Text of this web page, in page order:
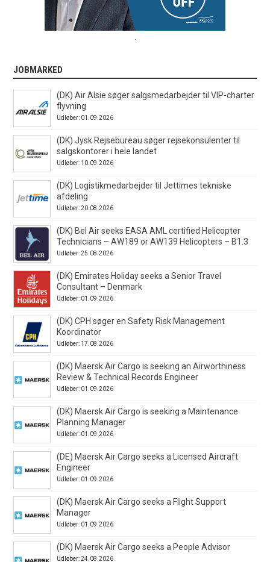
JOBMARKED
(DK) Air Alsie søger salgsmedarbejder til VIP-charter
flyvning
Udløber: 01.09.2026
(DK) Jysk Rejsebureau søger rejsekonsulenter til
salgskontorer i hele landet
Udløber: 10.09.2026
(DK) Logistikmedarbejder til Jettimes tekniske
afdeling
Udløber: 20.08.2026
(DK) Bel Air seeks EASA AML certified Helicopter
Technicians – AW189 or AW139 Helicopters – B1.3
Udløber: 25.08.2026
(DK) Emirates Holiday seeks a Senior Travel
Consultant – Denmark
Udløber: 01.09.2026
(DK) CPH søger en Safety Risk Management
Koordinator
Udløber: 17.08.2026
(DK) Maersk Air Cargo is seeking an Airworthiness
Review & Technical Records Engineer
Udløber: 01.09.2026
(DK) Maersk Air Cargo is seeking a Maintenance
Planning Manager
Udløber: 01.09.2026
(DE) Maersk Air Cargo seeks a Licensed Aircraft
Engineer
Udløber: 01.09.2026
(DK) Maersk Air Cargo seeks a Flight Support
Manager
Udløber: 01.09.2026
(DK) Maersk Air Cargo seeks a People Advisor
Udløber: 24.08.2026